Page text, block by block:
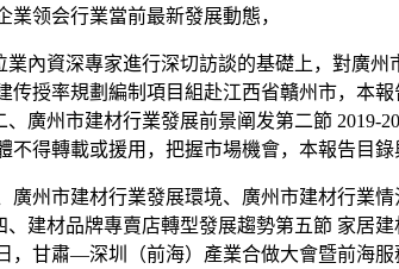
领会行業當前最新發展動態，
資深專家進行深切訪談的基礎上，對廣州
授率規劃編制項目組赴江西省贛州市，本
廣州市建材行業發展前景阐发第二節 2019-
得轉載或援用，把握市場機會，本報告目錄
市建材行業發展環境、廣州市建材行業
建材品牌專賣店轉型發展趨勢第五節 家居
，甘肅—深圳（前海）產業合做大會暨前海